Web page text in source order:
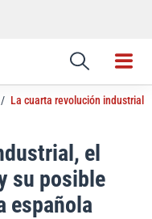
Enlace
/ La cuarta revolución industrial,
el
su posible
española